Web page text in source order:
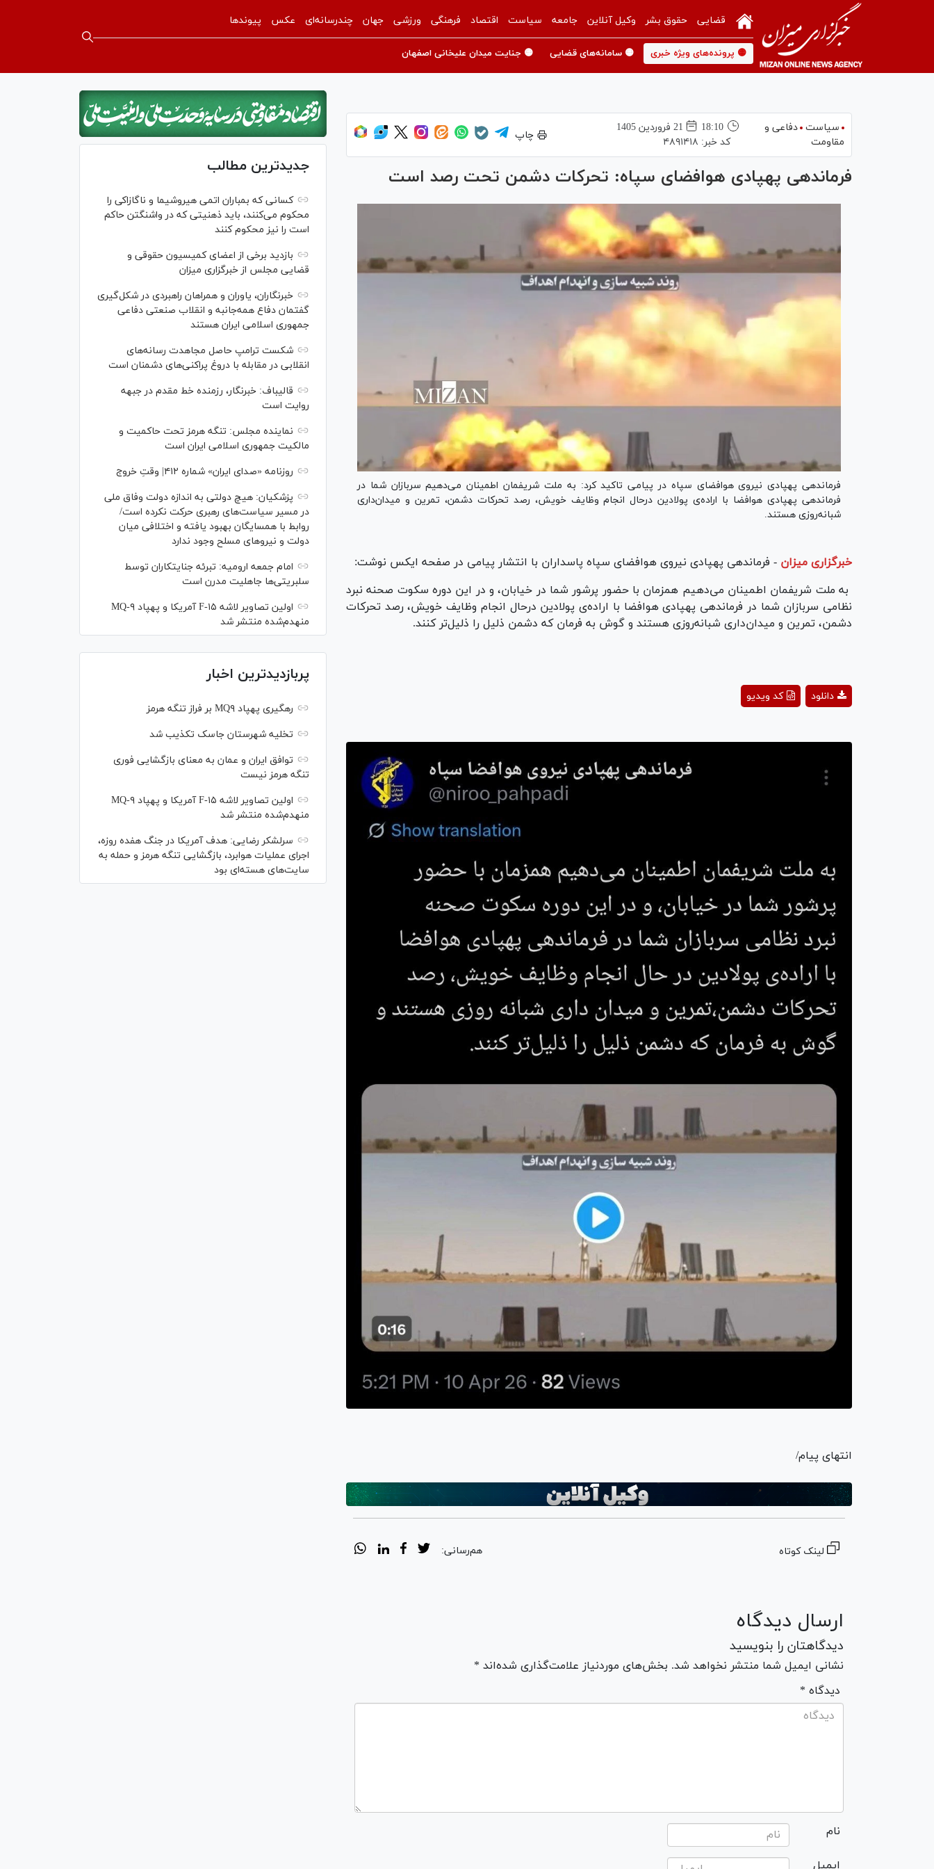
قضایی حقوق بشر وکیل آنلاین جامعه سیاست اقتصاد فرهنگی ورزشی جهان چندرسانه‌ای عکس پیوندها
🟡 پرونده‌های ویژه خبری 🟡 سامانه‌های قضایی 🟡 جنایت میدان علیخانی اصفهان
سیاست دفاعی و
مقاومت
18:10
21 فروردين 1405
کد خبر: ۴۸۹۱۴۱۸
چاپ
فرماندهی پهپادی هوافضای سپاه: تحرکات دشمن تحت رصد است
فرماندهی پهپادی نیروی هوافضای سپاه در پیامی تاکید کرد: به ملت شریفمان اطمینان می‌دهیم سربازان شما در
فرماندهی پهپادی هوافضا با اراده‌ی پولادین درحال انجام وظایف خویش، رصد تحرکات دشمن، تمرین و میدان‌داری
شبانه‌روزی هستند.
خبرگزاری میزان - فرماندهی پهپادی نیروی هوافضای سپاه پاسداران با انتشار پیامی در صفحه ایکس نوشت:
به ملت شریفمان اطمینان می‌دهیم همزمان با حضور پرشور شما در خیابان، و در این دوره سکوت صحنه نبرد
نظامی سربازان شما در فرماندهی پهپادی هوافضا با اراده‌ی پولادین درحال انجام وظایف خویش، رصد تحرکات
دشمن، تمرین و میدان‌داری شبانه‌روزی هستند و گوش به فرمان که دشمن ذلیل را ذلیل‌تر کنند.
کد ویدیو دانلود
انتهای پیام/
لینک کوتاه هم‌رسانی:
ارسال دیدگاه
دیدگاهتان را بنویسید
نشانی ایمیل شما منتشر نخواهد شد. بخش‌های موردنیاز علامت‌گذاری شده‌اند *
* دیدگاه
نام
ایمیل
جدیدترین مطالب
کسانی که بمباران اتمی هیروشیما و ناگازاکی را
محکوم می‌کنند، باید ذهنیتی که در واشنگتن حاکم
است را نیز محکوم کنند
بازدید برخی از اعضای کمیسیون حقوقی و
قضایی مجلس از خبرگزاری میزان
خبرنگاران، یاوران و همراهان راهبردی در شکل‌گیری
گفتمان دفاع همه‌جانبه و انقلاب صنعتی دفاعی
جمهوری اسلامی ایران هستند
شکست ترامپ حاصل مجاهدت رسانه‌های
انقلابی در مقابله با دروغ پراکنی‌های دشمنان است
قالیباف: خبرنگار، رزمنده خط مقدم در جبهه
روایت است
نماینده مجلس: تنگه هرمز تحت حاکمیت و
مالکیت جمهوری اسلامی ایران است
روزنامه «صدای ایران» شماره ۴۱۲| وقتِ خروج
پزشکیان: هیچ دولتی به اندازه دولت وفاق ملی
در مسیر سیاست‌های رهبری حرکت نکرده است/
روابط با همسایگان بهبود یافته و اختلافی میان
دولت و نیروهای مسلح وجود ندارد
امام جمعه ارومیه: تبرئه جنایتکاران توسط
سلبریتی‌ها جاهلیت مدرن است
اولین تصاویر لاشه F-۱۵ آمریکا و پهپاد MQ-۹
منهدم‌شده منتشر شد
پربازدیدترین اخبار
رهگیری پهپاد MQ۹ بر فراز تنگه هرمز
تخلیه شهرستان جاسک تکذیب شد
توافق ایران و عمان به معنای بازگشایی فوری
تنگه هرمز نیست
اولین تصاویر لاشه F-۱۵ آمریکا و پهپاد MQ-۹
منهدم‌شده منتشر شد
سرلشکر رضایی: هدف آمریکا در جنگ هفده روزه،
اجرای عملیات هوابرد، بازگشایی تنگه هرمز و حمله به
سایت‌های هسته‌ای بود